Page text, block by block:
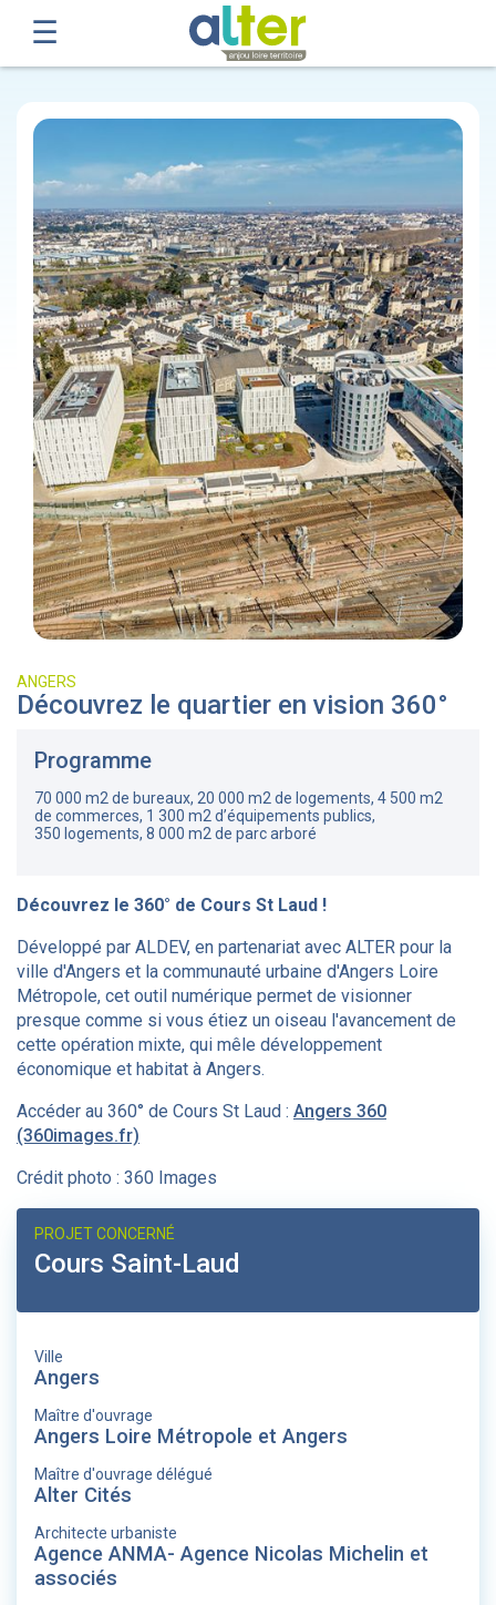
ANGERS
Découvrez le quartier en vision 360°
Programme
70 000 m2 de bureaux, 20 000 m2 de logements, 4 500 m2
de commerces, 1 300 m2 d’équipements publics,
350 logements, 8 000 m2 de parc arboré
Découvrez le 360° de Cours St Laud !
Développé par ALDEV, en partenariat avec ALTER pour la
ville d'Angers et la communauté urbaine d'Angers Loire
Métropole, cet outil numérique permet de visionner
presque comme si vous étiez un oiseau l'avancement de
cette opération mixte, qui mêle développement
économique et habitat à Angers.
Accéder au 360° de Cours St Laud : Angers 360
(360images.fr)
Crédit photo : 360 Images
PROJET CONCERNÉ
Cours Saint-Laud
Ville
Angers
Maître d'ouvrage
Angers Loire Métropole et Angers
Maître d'ouvrage délégué
Alter Cités
Architecte urbaniste
Agence ANMA- Agence Nicolas Michelin et
associés